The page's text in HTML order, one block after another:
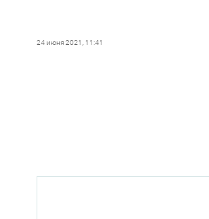
24 июня 2021, 11:41